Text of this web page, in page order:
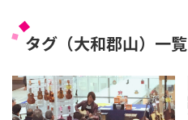
タグ（大和郡山）一覧